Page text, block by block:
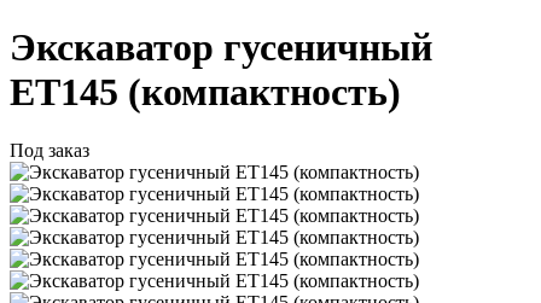
Экскаватор гусеничный
ET145 (компактность)
Под заказ